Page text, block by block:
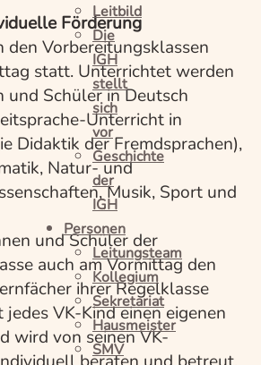
Leitbild
Die
IGH
stellt
sich
vor
Geschichte
der
IGH
Personen
Leitungsteam
Kollegium
Sekretariat
Hausmeister
SMV
Förderung
den Vorbereitungsklassen
statt. Unterrichtet werden
und Schüler in Deutsch
Unterricht in
Didaktik der Fremdsprachen),
Natur- und
Musik, Sport und
und Schüler der
auch am Vormittag den
ihrer Regelklasse
VK-Kind einen eigenen
wird von seinen VK-